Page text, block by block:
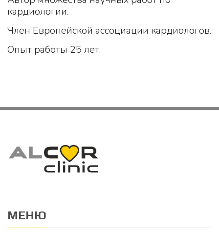
кардиологии.
Член Европейской ассоциации кардиологов.
Опыт работы 25 лет.
МЕНЮ